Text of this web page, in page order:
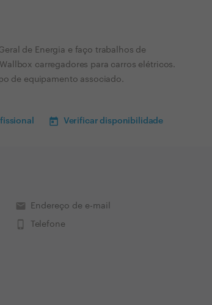
de Energia e faço trabalhos de
carregadores para carros elétricos.
de equipamento associado.
Verificar disponibilidade
email Endereço de e-mail
phone_iphone Telefone